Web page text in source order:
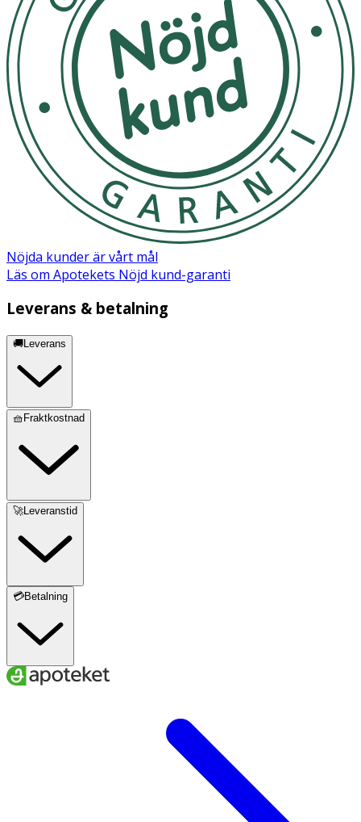
Nöjda kunder är vårt mål
Läs om Apotekets Nöjd kund-garanti
Leverans & betalning
🚚Leverans
🧺Fraktkostnad
🚀Leveranstid
💳Betalning